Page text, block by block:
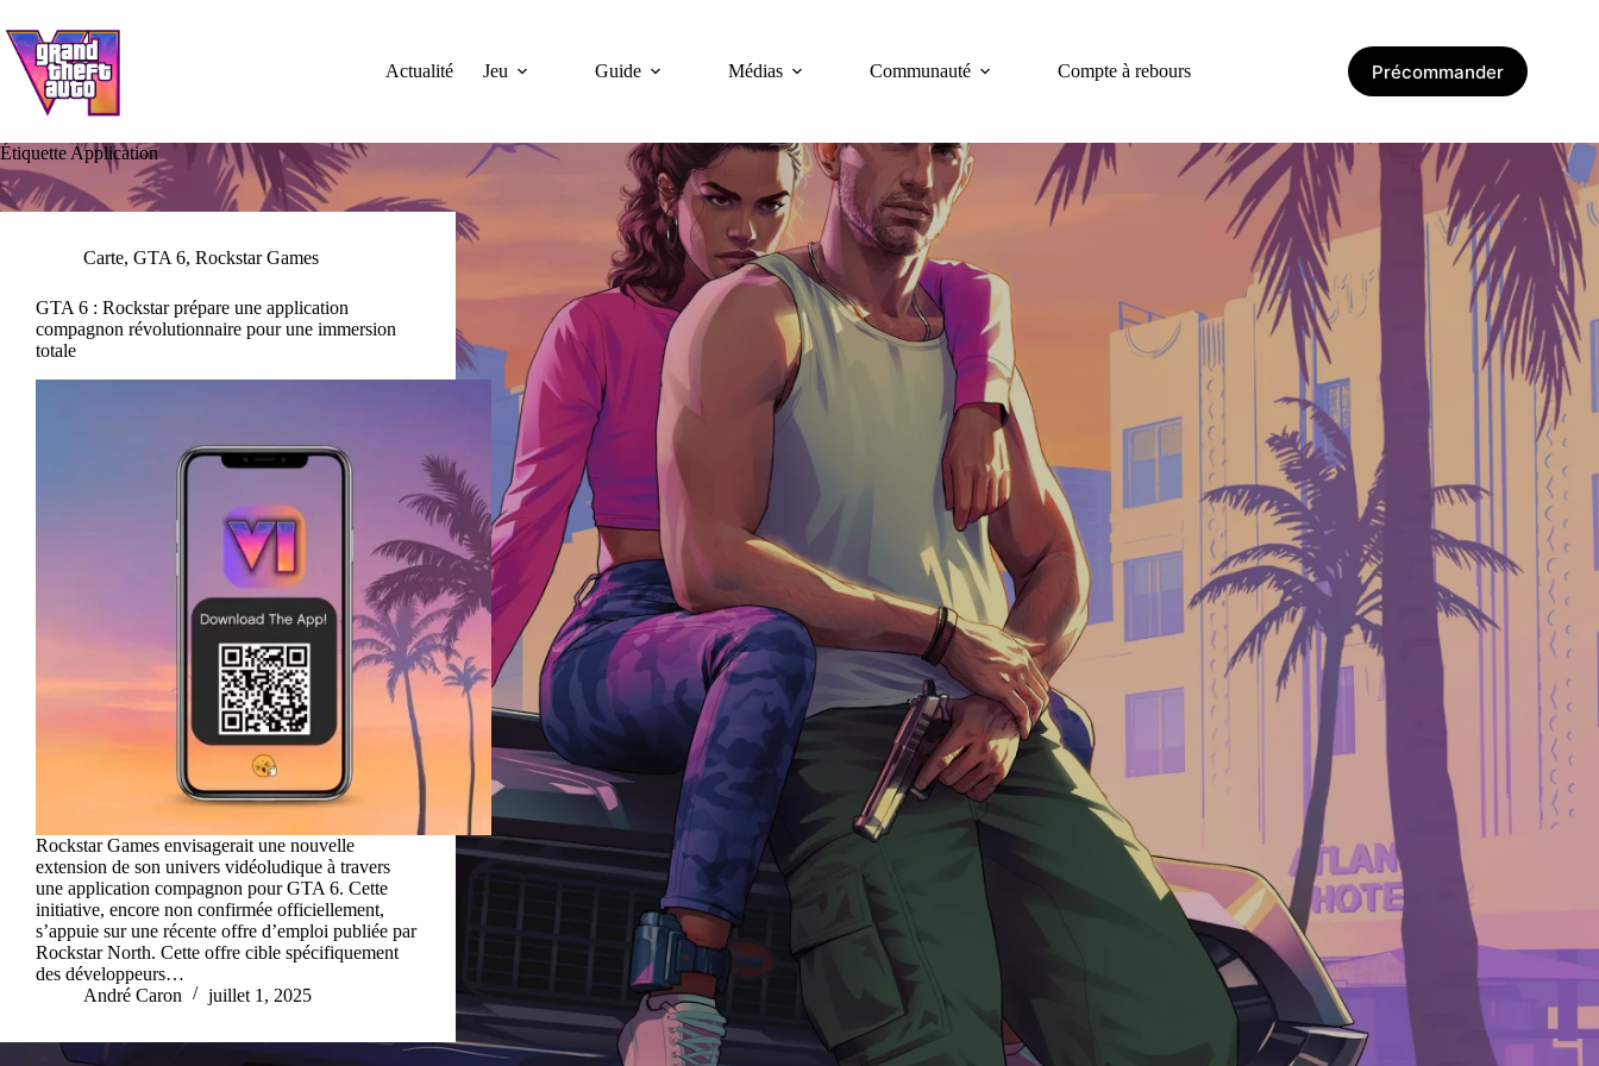
au
contenu
Actualité
Jeu Guide Médias Communauté Compte à rebours Précommander
Étiquette Application
Carte, GTA 6, Rockstar Games
GTA 6 : Rockstar prépare une application
compagnon révolutionnaire pour une immersion
totale
Rockstar Games envisagerait une nouvelle
extension de son univers vidéoludique à travers
une application compagnon pour GTA 6. Cette
initiative, encore non confirmée officiellement,
s’appuie sur une récente offre d’emploi publiée par
Rockstar North. Cette offre cible spécifiquement
des développeurs…
André Caron
juillet 1, 2025